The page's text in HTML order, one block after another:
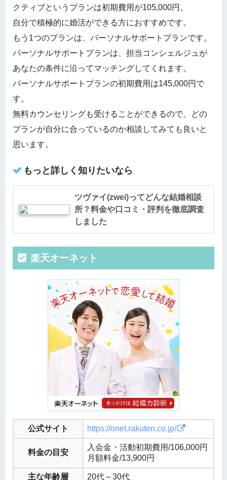
クティブというプランは初期費用が105,000円。
自分で積極的に婚活ができる方におすすめです。
もう1つのプランは、パーソナルサポートプランです。
パーソナルサポートプランは、担当コンシェルジュが
あなたの条件に沿ってマッチングしてくれます。
パーソナルサポートプランの初期費用は145,000円で
す。
無料カウンセリングも受けることができるので、どの
プランが自分に合っているのか相談してみても良いと
思います。
もっと詳しく知りたいなら
ツヴァイ(zwei)ってどんな結婚相談
所？料金や口コミ・評判を徹底調査
しました
楽天オーネット
公式サイト https://onet.rakuten.co.jp/
料金の目安
入会金・活動初期費用/106,000円
月額料金/13,900円
主な年齢層 20代～30代